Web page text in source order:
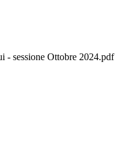
sessione Ottobre 2024.pdf